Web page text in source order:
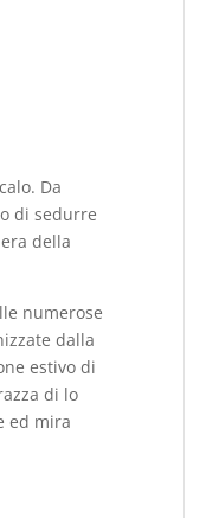
Da
di sedurre
della
numerose
dalla
estivo di
di lo
ed mira